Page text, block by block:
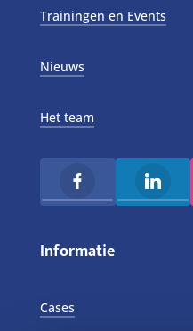
Trainingen en Events
Nieuws
Het team
Informatie
Cases